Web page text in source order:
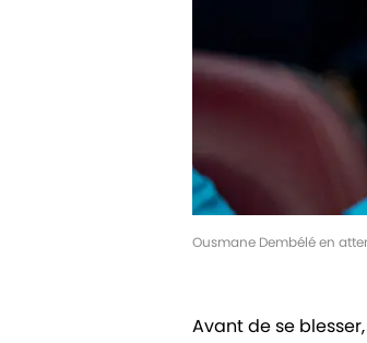
Ousmane Dembélé en
Avant de se